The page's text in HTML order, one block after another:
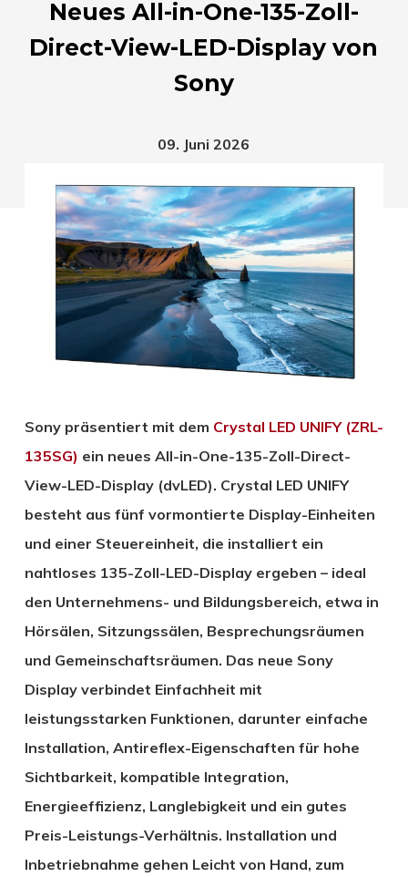
Neues All-in-One-135-Zoll-
Direct-View-LED-Display von
Sony
09. Juni 2026
Sony präsentiert mit dem Crystal LED UNIFY (ZRL-
135SG) ein neues All-in-One-135-Zoll-Direct-
View-LED-Display (dvLED). Crystal LED UNIFY
besteht aus fünf vormontierte Display-Einheiten
und einer Steuereinheit, die installiert ein
nahtloses 135-Zoll-LED-Display ergeben – ideal
den Unternehmens- und Bildungsbereich, etwa in
Hörsälen, Sitzungssälen, Besprechungsräumen
und Gemeinschaftsräumen. Das neue Sony
Display verbindet Einfachheit mit
leistungsstarken Funktionen, darunter einfache
Installation, Antireflex-Eigenschaften für hohe
Sichtbarkeit, kompatible Integration,
Energieeffizienz, Langlebigkeit und ein gutes
Preis-Leistungs-Verhältnis. Installation und
Inbetriebnahme gehen Leicht von Hand, zum